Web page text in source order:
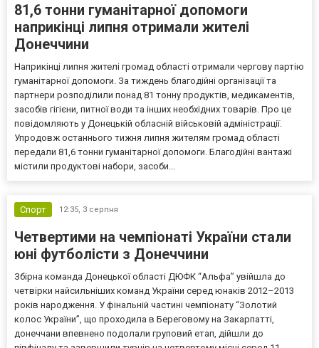
81,6 тонни гуманітарної допомоги
наприкінці липня отримали жителі
Донеччини
Наприкінці липня жителі громад області отримали чергову партію
гуманітарної допомоги. За тиждень благодійні організації та
партнери розподілили понад 81 тонну продуктів, медикаментів,
засобів гігієни, питної води та інших необхідних товарів. Про це
повідомляють у Донецькій обласній військовій адміністрації.
Упродовж останнього тижня липня жителям громад області
передали 81,6 тонни гуманітарної допомоги. Благодійні вантажі
містили продуктові набори, засоби...
Спорт 12:35, 3 серпня
Четвертими на чемпіонаті України стали
юні футболісти з Донеччини
Збірна команда Донецької області ДЮФК “Альфа” увійшла до
четвірки найсильніших команд України серед юнаків 2012–2013
років народження. У фінальній частині чемпіонату “Золотий
колос України”, що проходила в Береговому на Закарпатті,
донеччани впевнено подолали груповий етап, дійшли до